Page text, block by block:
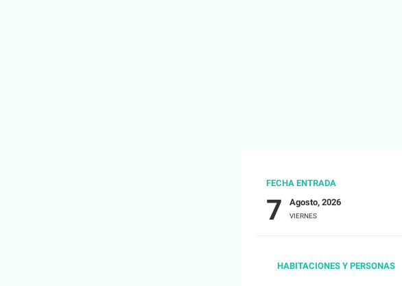
FECHA ENTRADA
7 Agosto, 2026
VIERNES
HABITACIONES Y PERSONAS